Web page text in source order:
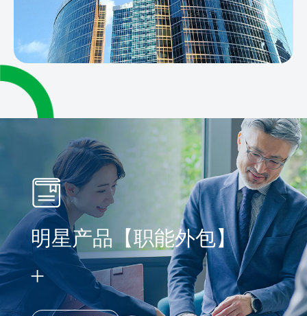
明星产品【职能外包】